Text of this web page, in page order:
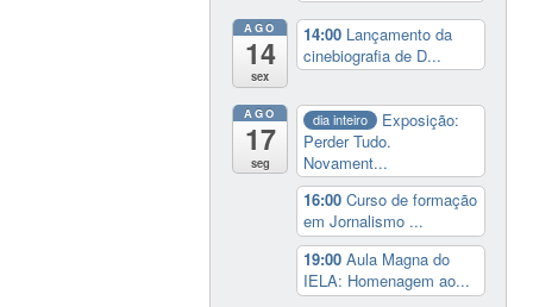
AGO
14
sex
14:00 Lançamento da
cinebiografia de D...
AGO
17
seg
dia inteiro
Exposição:
Perder Tudo.
Novament...
16:00Curso de formação
em Jornalismo ...
19:00Aula Magna do
IELA: Homenagem ao...